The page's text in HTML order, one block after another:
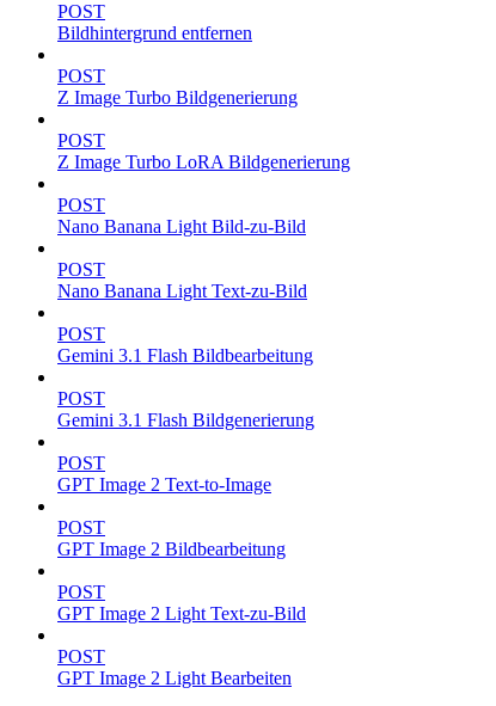
POST
Bildhintergrund entfernen
POST
Z Image Turbo Bildgenerierung
POST
Z Image Turbo LoRA Bildgenerierung
POST
Nano Banana Light Bild-zu-Bild
POST
Nano Banana Light Text-zu-Bild
POST
Gemini 3.1 Flash Bildbearbeitung
POST
Gemini 3.1 Flash Bildgenerierung
POST
GPT Image 2 Text-to-Image
POST
GPT Image 2 Bildbearbeitung
POST
GPT Image 2 Light Text-zu-Bild
POST
GPT Image 2 Light Bearbeiten